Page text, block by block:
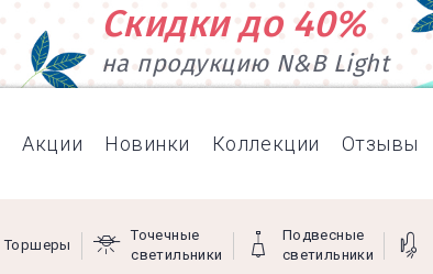
Скидки до 40%
на продукцию N&B Light
Акции Новинки Коллекции Отзывы
Торшеры
Точечные
светильники
Подвесные
светильники